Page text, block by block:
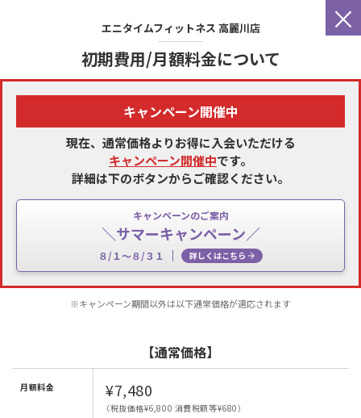
×
エニタイムフィットネス 高麗川店
初期費用/月額料金について
キャンペーン開催中
現在、通常価格よりお得に入会いただける
キャンペーン開催中です。
詳細は下のボタンからご確認ください。
キャンペーンのご案内
＼サマーキャンペーン／
８/１～８/３１ 詳しくはこちら
※キャンペーン期間以外は以下通常価格が適応されます
【通常価格】
月額料金 ¥7,480
（税抜価格¥6,800 消費税額等¥680）